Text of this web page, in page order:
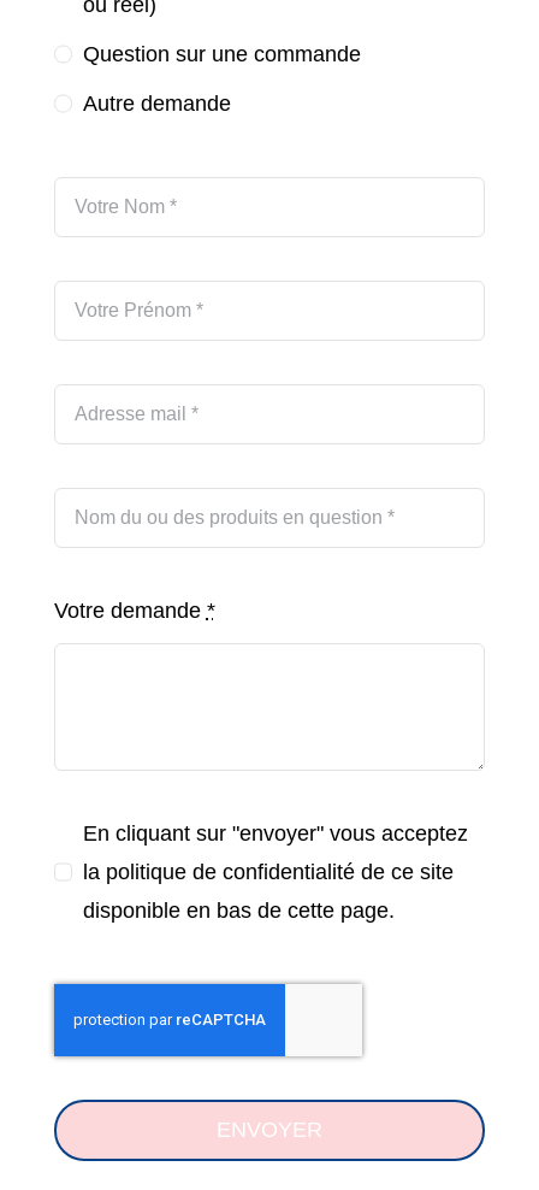
Question sur une commande
Autre demande
Votre demande *
En cliquant sur "envoyer" vous acceptez
la politique de confidentialité de ce site
disponible en bas de cette page.
ENVOYER